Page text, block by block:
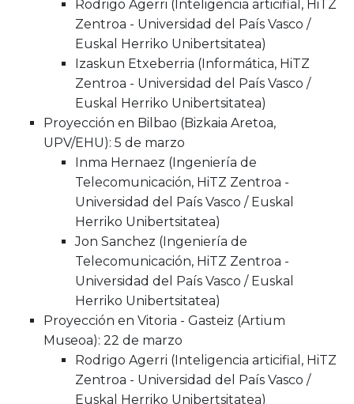
Rodrigo Agerri (Inteligencia articifial, HiTZ
Zentroa - Universidad del País Vasco /
Euskal Herriko Unibertsitatea)
Izaskun Etxeberria (Informática, HiTZ
Zentroa - Universidad del País Vasco /
Euskal Herriko Unibertsitatea)
Proyección en Bilbao (Bizkaia Aretoa,
UPV/EHU): 5 de marzo
Inma Hernaez (Ingeniería de
Telecomunicación, HiTZ Zentroa -
Universidad del País Vasco / Euskal
Herriko Unibertsitatea)
Jon Sanchez (Ingeniería de
Telecomunicación, HiTZ Zentroa -
Universidad del País Vasco / Euskal
Herriko Unibertsitatea)
Proyección en Vitoria - Gasteiz (Artium
Museoa): 22 de marzo
Rodrigo Agerri (Inteligencia articifial, HiTZ
Zentroa - Universidad del País Vasco /
Euskal Herriko Unibertsitatea)